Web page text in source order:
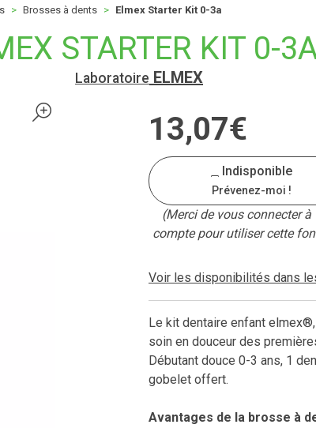
Brosses à dents Elmex Starter Kit 0-3a
STARTER KIT 0-
Laboratoire ELMEX
13,07€
Indisponible
Prévenez-moi !
(Merci de vous connecter à
compte pour utiliser cette
Voir les disponibilités dans
Le kit dentaire enfant
soin en douceur des
Débutant douce 0-3 ans, 1
gobelet offert.
Avantages de la brosse à